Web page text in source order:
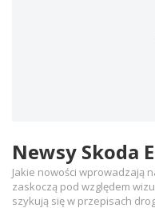
Newsy Skoda
Jakie nowości wprowadzają
zaskoczą pod względem
szykują się w przepisach